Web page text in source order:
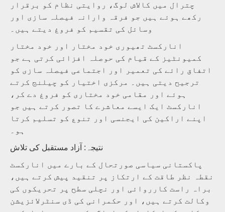
چترال میں کالاش لوگ، روایتی نظام کو برقرار
رکھے ہوئے ہیں جو فرقہ وارانہ فیصلہ سازی اور
وسائل کی تقسیم کو فروغ دیتے ہیں۔
انارکسٹ تھیوری خود مختار اور خود مختار
کمیونٹیز کے قیام کی حوصلہ افزائی کرتی ہے جو
اتفاق رائے کی تعمیر اور اجتماعی فیصلہ سازی کو
ترجیح دیتی ہیں۔ مرکزی اختیار کو چیلنج کرتے
ہوئے اور مقامی خود مختاری کو فروغ دے کر،
انارکسٹ ایک ایسے معاشرے کا تصور کرتے ہیں جو
اپنے اراکین کی ایجنسی اور تنوع کو تسلیم کرتا
ہو۔
نتیجہ: آزاد مستقبل کی تلاش
پاکستانی سیاسی صورتحال کے بارے میں انارکسٹ
نقطہ نظر طاقت کے ارتکاز پر تنقید پیش کرتے ہیں،
براہ راست کارروائی اور نچلی سطح پر تحریکوں کی
وکالت کرتے ہیں، اور حکمرانی کی ڈی سنٹرلائزیشن